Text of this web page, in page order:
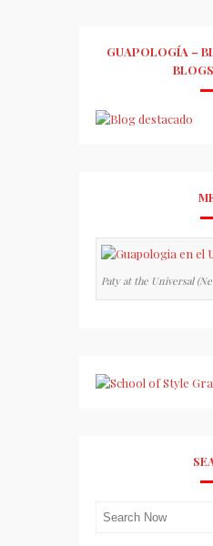
GUAPOLOGÍA –
Paty at the Universal